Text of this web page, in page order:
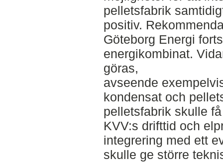
pelletsfabrik
positiv.
Göteborg Energi
energikombinat.
göras,
avseende
kondensat och
pelletsfabrik skulle
KVV:s drifttid och
integrering med ett
skulle ge större